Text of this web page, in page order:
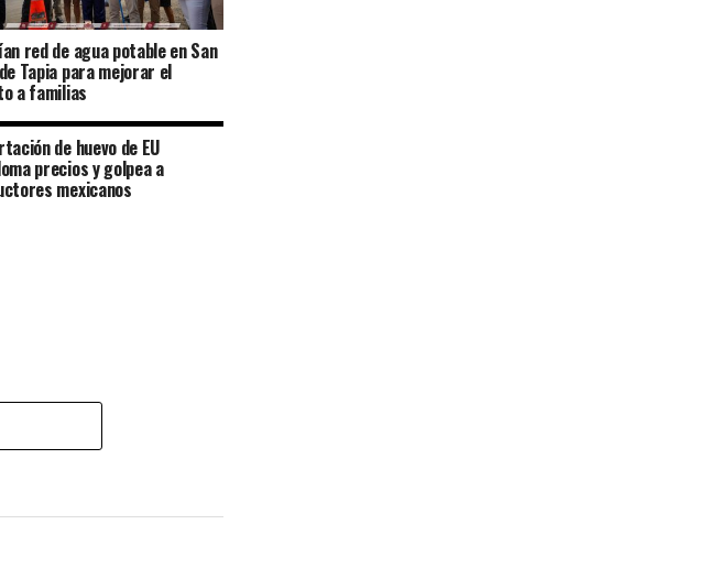
red de agua potable en San
Tapia para mejorar el
a familias
de huevo de EU
precios y golpea a
mexicanos